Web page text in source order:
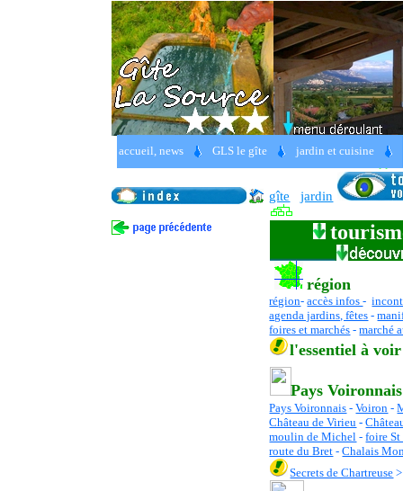
accueil, news GLS le gîte jardin et cuisine
Lovée au creux de la
gîte jardin
région
région-accès infos-
agenda jardins, fêtes -
foires et marchés -marché
l'essentielà voir
Pays Voironnais
Pays Voironnais - Voiron -
Château de Virieu -
moulin de Michel -foire
route du Bret -Chalais
Secrets de Chartreuse